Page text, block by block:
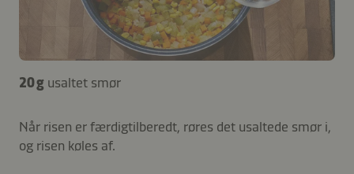
20 g usaltet smør
Når risen er færdigtilberedt, røres det usaltede smør i,
og risen køles af.